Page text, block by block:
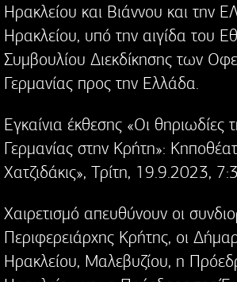
Ηρακλείου και Βιάννου και την
Ηρακλείου, υπό την αιγίδα του
Συμβουλίου Διεκδίκησης των
Γερμανίας προς την Ελλάδα.
Εγκαίνια έκθεσης «Οι θηριωδίες
Γερμανίας στην Κρήτη»:
Χατζιδάκις», Τρίτη, 19.9.2023,
Χαιρετισμό απευθύνουν οι
Περιφερειάρχης Κρήτης, οι
Ηρακλείου, Μαλεβυζίου, η